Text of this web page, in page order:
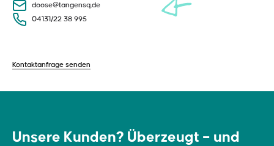
doose@tangensq.de
04131/22 38 995
Kontaktanfrage senden
Unsere Kunden? Überzeugt – und